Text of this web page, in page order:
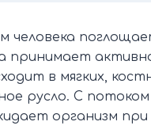
человека
принимает
в мягких,
русло. С потоком
организм